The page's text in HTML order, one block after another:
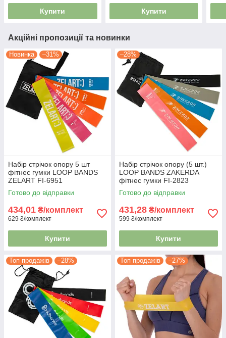
Купити Купити
Акційні пропозиції та новинки
Новинка –31%
Набір стрічок опору 5 шт
фітнес гумки LOOP BANDS
ZELART FI-6951
Готово до відправки
434,01 ₴/комплект
629 ₴/комплект
Купити
–28%
Набір стрічок опору (5 шт.)
LOOP BANDS ZAKERDA
фітнес гумки FI-2823
Готово до відправки
431,28 ₴/комплект
599 ₴/комплект
Купити
Топ продажів –28% Топ продажів –27%